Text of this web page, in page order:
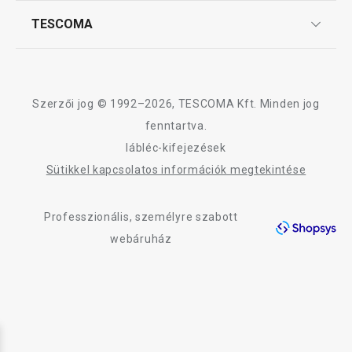
Reklamáció és termékvisszaküldés
TESCOMA
Adatkezelési Tájékoztató
Szerzői jog © 1992–2026, TESCOMA Kft. Minden jog
fenntartva.
lábléc-kifejezések
Sütikkel kapcsolatos információk megtekintése
Professzionális, személyre szabott
webáruház